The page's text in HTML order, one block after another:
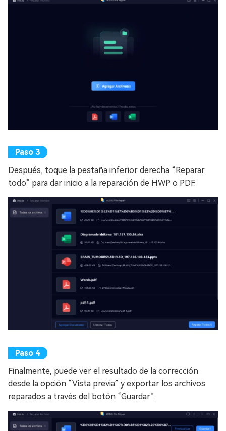
Después, toque la pestaña inferior derecha “Reparar
todo” para dar inicio a la reparación de HWP o PDF.
Finalmente, puede ver el resultado de la corrección
desde la opción “Vista previa” y exportar los archivos
reparados a través del botón “Guardar”.